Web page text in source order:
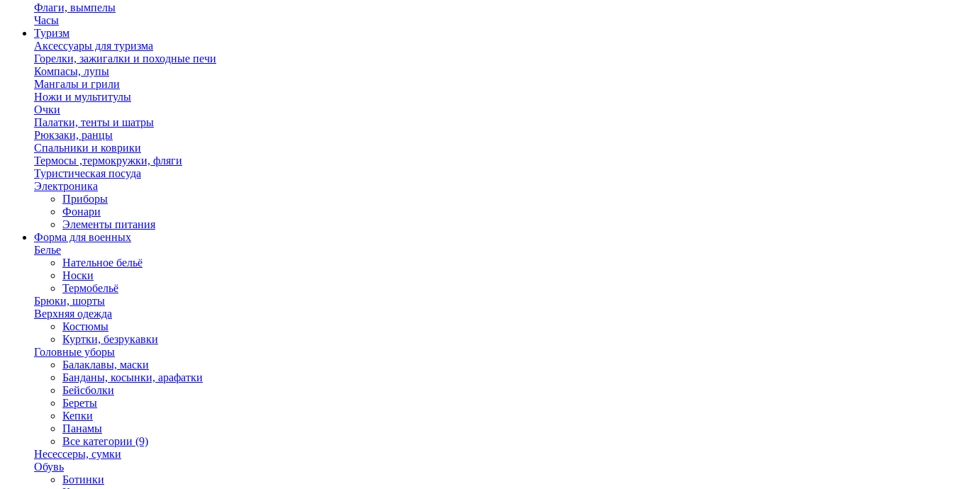
Флаги, вымпелы
Часы
Туризм
Аксессуары для туризма
Горелки, зажигалки и походные печи
Компасы, лупы
Мангалы и грили
Ножи и мультитулы
Очки
Палатки, тенты и шатры
Рюкзаки, ранцы
Спальники и коврики
Термосы ,термокружки, фляги
Туристическая посуда
Электроника
Приборы
Фонари
Элементы питания
Форма для военных
Белье
Нательное бельё
Носки
Термобельё
Брюки, шорты
Верхняя одежда
Костюмы
Куртки, безрукавки
Головные уборы
Балаклавы, маски
Банданы, косынки, арафатки
Бейсболки
Береты
Кепки
Панамы
Все категории (9)
Несессеры, сумки
Обувь
Ботинки